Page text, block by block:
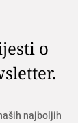
o
najboljih